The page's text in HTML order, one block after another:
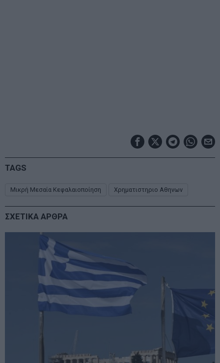
TAGS
Μικρή Μεσαία Κεφαλαιοποίηση Χρηματιστηριο Αθηνων
ΣΧΕΤΙΚΑ ΑΡΘΡΑ